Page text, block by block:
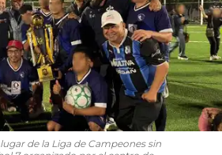
de la Liga de Campeones sin